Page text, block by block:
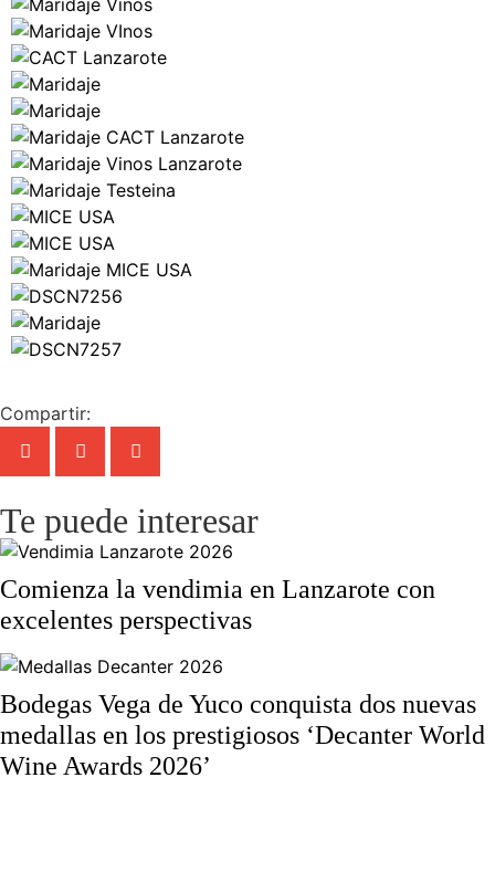
Compartir:
Te puede interesar
Comienza la vendimia en Lanzarote con
excelentes perspectivas
Bodegas Vega de Yuco conquista dos nuevas
medallas en los prestigiosos ‘Decanter World
Wine Awards 2026’